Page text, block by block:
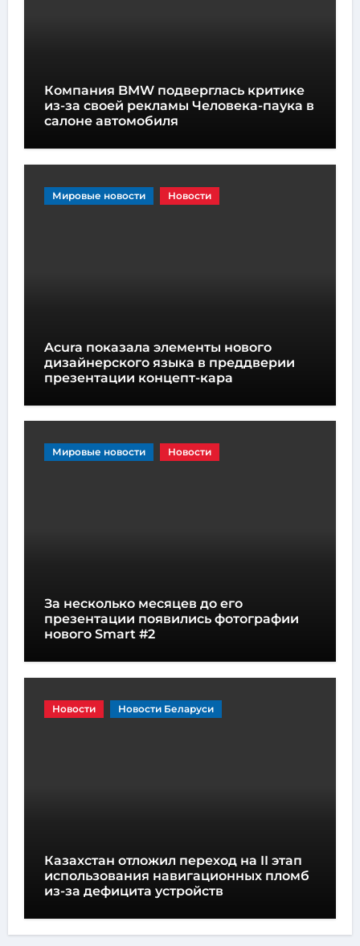
Компания BMW подверглась критике
из-за своей рекламы Человека-паука в
салоне автомобиля
Мировые новости Новости
Acura показала элементы нового
дизайнерского языка в преддверии
презентации концепт-кара
Мировые новости Новости
За несколько месяцев до его
презентации появились фотографии
нового Smart #2
Новости Новости Беларуси
Казахстан отложил переход на II этап
использования навигационных пломб
из-за дефицита устройств